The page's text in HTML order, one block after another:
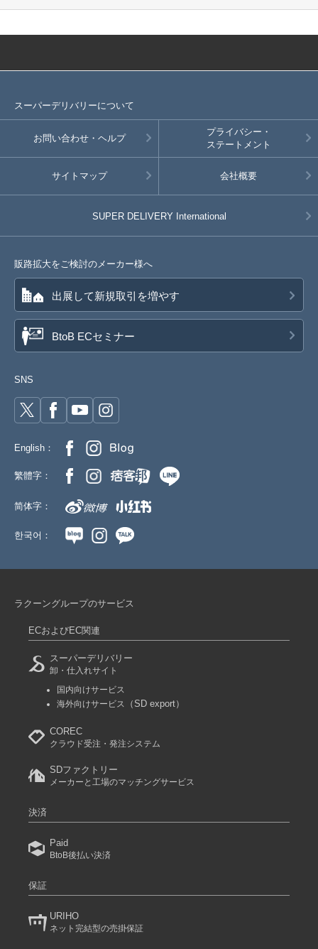
スーパーデリバリーについて
お問い合わせ・ヘルプ
プライバシー・
ステートメント
サイトマップ 会社概要
SUPER DELIVERY International
販路拡大をご検討のメーカー様へ
出展して新規取引を増やす
BtoB ECセミナー
SNS
English：
繁體字：
简体字：
한국어：
ラクーングループのサービス
ECおよびEC関連
スーパーデリバリー
卸・仕入れサイト
国内向けサービス
海外向けサービス
（SD export）
COREC
クラウド受注・発注システム
SDファクトリー
メーカーと工場のマッチングサービス
決済
Paid
BtoB後払い決済
保証
URIHO
ネット完結型の売掛保証